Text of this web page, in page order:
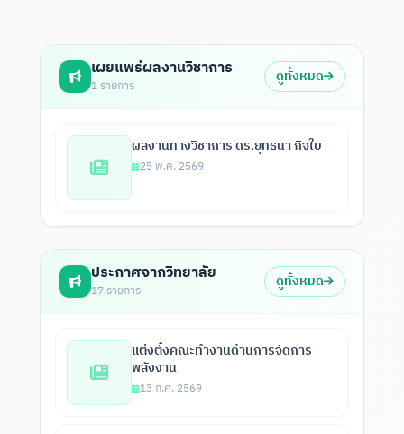
เผยแพร่ผลงานวิชาการ
1 รายการ ดูทั้งหมด
ผลงานทางวิชาการ ดร.ยุทธนา กิจใบ
25 พ.ค. 2569
ประกาศจากวิทยาลัย
17 รายการ ดูทั้งหมด
แต่งตั้งคณะทำงานด้านการจัดการ
พลังงาน
13 ก.ค. 2569